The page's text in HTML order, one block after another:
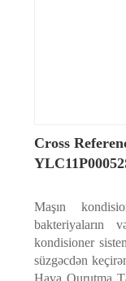
Cross
Maşın
bakteriyaların
kondisioner
süzgəcdən
Hava Qurutma